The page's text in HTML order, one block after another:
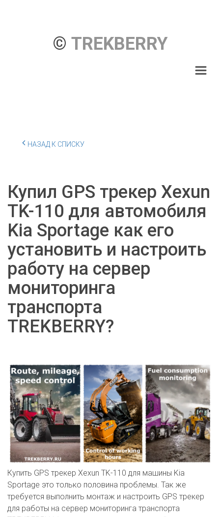
© TREKBERRY
НАЗАД К СПИСКУ
Купил GPS трекер Xexun
TK-110 для автомобиля
Kia Sportage как его
установить и настроить
работу на сервер
мониторинга
транспорта
TREKBERRY?
Купить GPS трекер Xexun TK-110 для машины Kia
Sportage это только половина проблемы. Так же
требуется выполнить монтаж и настроить GPS трекер
для работы на сервер мониторинга транспорта